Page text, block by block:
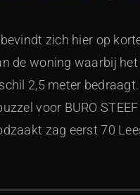
zich hier op
de woning waarbij het
2,5 meter
voor BURO
zag eerst 70